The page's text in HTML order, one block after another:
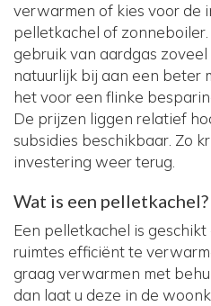
verwarmen of kies voor de
pelletkachel of
gebruik van aardgas
natuurlijk bij aan een beter
het voor een flinke
De prijzen liggen relatief
subsidies beschikbaar. Zo
investering weer terug.
Wat is een pelletkachel?
Een pelletkachel is
ruimtes efficiënt te
graag verwarmen met
dan laat u deze in de